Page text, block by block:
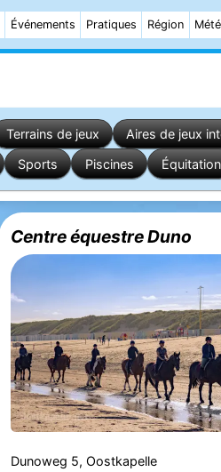
Événements Pratiques Région
Terrains de jeux Aires de jeux
Sports Piscines Équitation
Centre équestre Duno
Dunoweg 5, Oostkapelle